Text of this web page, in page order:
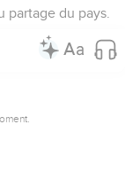
partage du pays.